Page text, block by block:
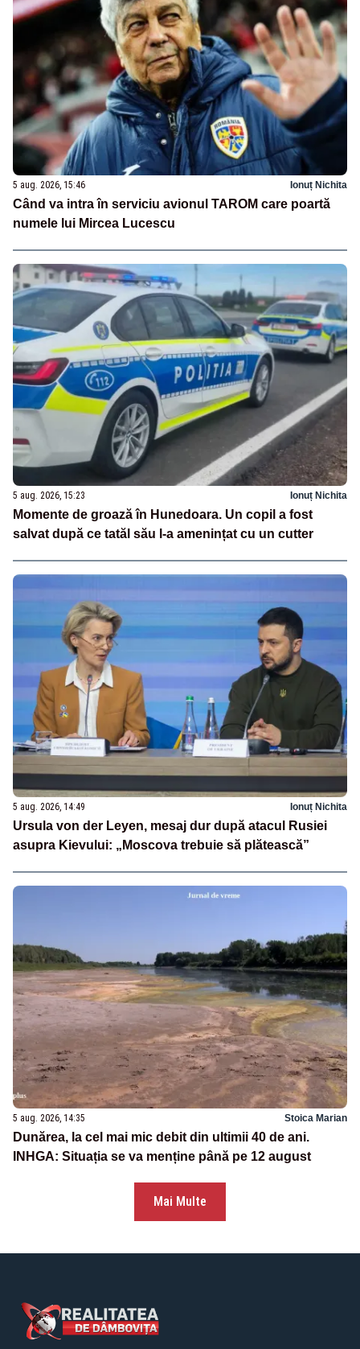
5 aug. 2026, 15:46 Ionuț Nichita
Când va intra în serviciu avionul TAROM care poartă
numele lui Mircea Lucescu
5 aug. 2026, 15:23 Ionuț Nichita
Momente de groază în Hunedoara. Un copil a fost
salvat după ce tatăl său l-a amenințat cu un cutter
5 aug. 2026, 14:49 Ionuț Nichita
Ursula von der Leyen, mesaj dur după atacul Rusiei
asupra Kievului: „Moscova trebuie să plătească”
5 aug. 2026, 14:35 Stoica Marian
Dunărea, la cel mai mic debit din ultimii 40 de ani.
INHGA: Situația se va menține până pe 12 august
Mai Multe